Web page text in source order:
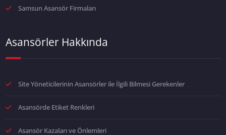
Samsun Asansör Firmaları
Asansörler Hakkında
Site Yöneticilerinin Asansörler ile İlgili Bilmesi Gerekenler
Asansörde Etiket Renkleri
Asansör Kazaları ve Önlemleri